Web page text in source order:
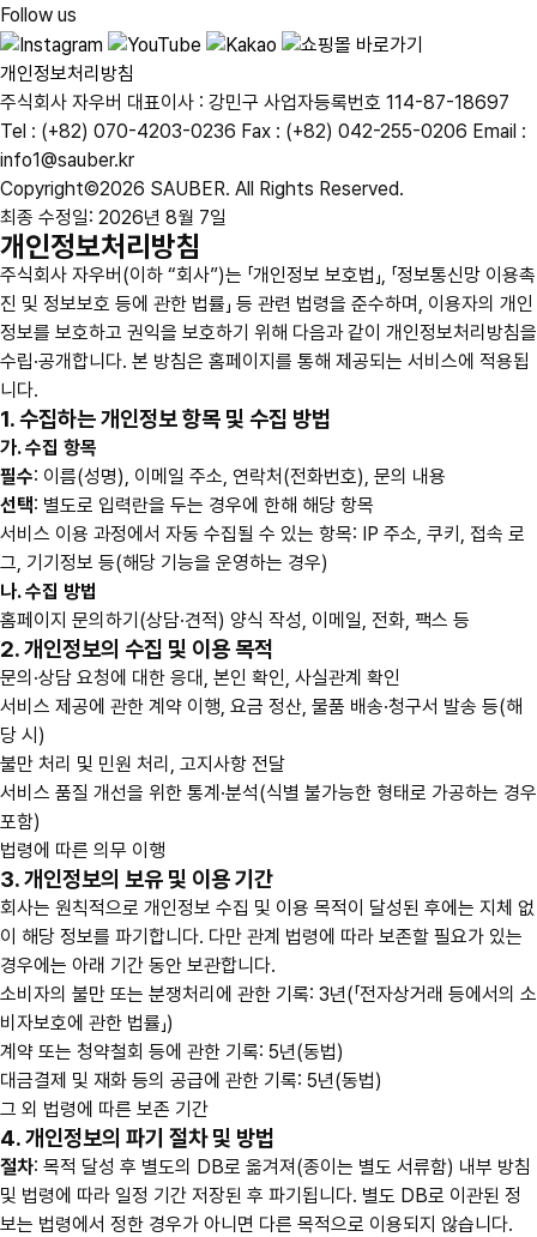
Follow us
개인정보처리방침
주식회사 자우버 대표이사 : 강민구 사업자등록번호 114-87-18697
Tel : (+82) 070-4203-0236 Fax : (+82) 042-255-0206 Email :
info1@sauber.kr
Copyright©2026 SAUBER. All Rights Reserved.
최종 수정일: 2026년 8월 7일
개인정보처리방침
주식회사 자우버(이하 “회사”)는 「개인정보 보호법」, 「정보통신망 이용촉
진 및 정보보호 등에 관한 법률」 등 관련 법령을 준수하며, 이용자의 개인
정보를 보호하고 권익을 보호하기 위해 다음과 같이 개인정보처리방침을
수립·공개합니다. 본 방침은 홈페이지를 통해 제공되는 서비스에 적용됩
니다.
1. 수집하는 개인정보 항목 및 수집 방법
가. 수집 항목
필수: 이름(성명), 이메일 주소, 연락처(전화번호), 문의 내용
선택: 별도로 입력란을 두는 경우에 한해 해당 항목
서비스 이용 과정에서 자동 수집될 수 있는 항목: IP 주소, 쿠키, 접속 로
그, 기기정보 등(해당 기능을 운영하는 경우)
나. 수집 방법
홈페이지 문의하기(상담·견적) 양식 작성, 이메일, 전화, 팩스 등
2. 개인정보의 수집 및 이용 목적
문의·상담 요청에 대한 응대, 본인 확인, 사실관계 확인
서비스 제공에 관한 계약 이행, 요금 정산, 물품 배송·청구서 발송 등(해
당 시)
불만 처리 및 민원 처리, 고지사항 전달
서비스 품질 개선을 위한 통계·분석(식별 불가능한 형태로 가공하는 경우
포함)
법령에 따른 의무 이행
3. 개인정보의 보유 및 이용 기간
회사는 원칙적으로 개인정보 수집 및 이용 목적이 달성된 후에는 지체 없
이 해당 정보를 파기합니다. 다만 관계 법령에 따라 보존할 필요가 있는
경우에는 아래 기간 동안 보관합니다.
소비자의 불만 또는 분쟁처리에 관한 기록: 3년(「전자상거래 등에서의 소
비자보호에 관한 법률」)
계약 또는 청약철회 등에 관한 기록: 5년(동법)
대금결제 및 재화 등의 공급에 관한 기록: 5년(동법)
그 외 법령에 따른 보존 기간
4. 개인정보의 파기 절차 및 방법
절차: 목적 달성 후 별도의 DB로 옮겨져(종이는 별도 서류함) 내부 방침
및 법령에 따라 일정 기간 저장된 후 파기됩니다. 별도 DB로 이관된 정
보는 법령에서 정한 경우가 아니면 다른 목적으로 이용되지 않습니다.